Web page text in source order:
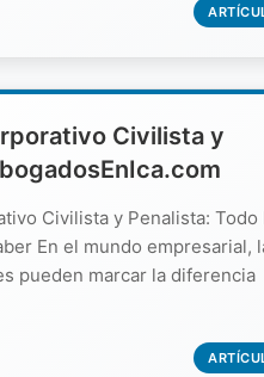
Civilista y
Civilista y Penalista: Todo
En el mundo empresarial,
pueden marcar la diferencia